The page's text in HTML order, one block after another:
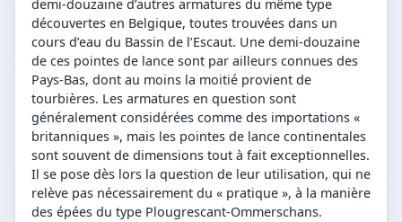
demi-douzaine d’autres armatures du même type
découvertes en Belgique, toutes trouvées dans un
cours d’eau du Bassin de l’Escaut. Une demi-douzaine
de ces pointes de lance sont par ailleurs connues des
Pays-Bas, dont au moins la moitié provient de
tourbières. Les armatures en question sont
généralement considérées comme des importations «
britanniques », mais les pointes de lance continentales
sont souvent de dimensions tout à fait exceptionnelles.
Il se pose dès lors la question de leur utilisation, qui ne
relève pas nécessairement du « pratique », à la manière
des épées du type Plougrescant-Ommerschans.